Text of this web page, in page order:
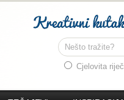
Cjelovita riječ